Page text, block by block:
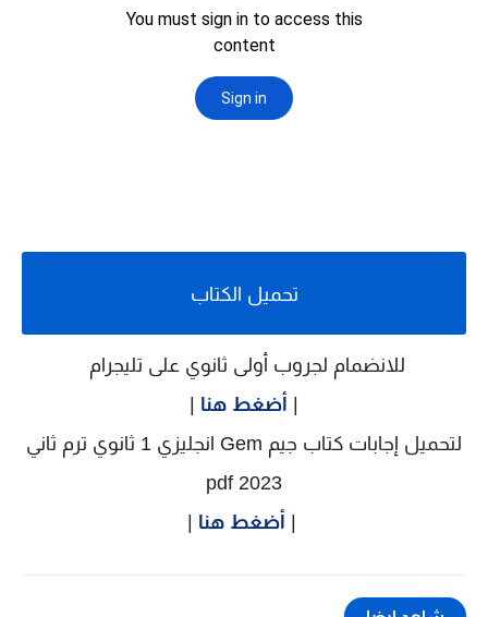
تحميل الكتاب
للانضمام لجروب أولى ثانوي على تليجرام
أضغط هنا
لتحميل إجابات كتاب جيم Gem انجليزي 1 ثانوي ترم ثاني
2023 pdf
أضغط هنا